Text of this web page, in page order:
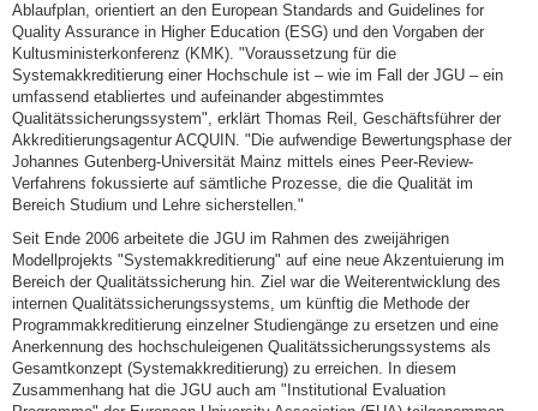
Ablaufplan, orientiert an den European Standards and Guidelines for
Quality Assurance in Higher Education (ESG) und den Vorgaben der
Kultusministerkonferenz (KMK). "Voraussetzung für die
Systemakkreditierung einer Hochschule ist – wie im Fall der JGU – ein
umfassend etabliertes und aufeinander abgestimmtes
Qualitätssicherungssystem", erklärt Thomas Reil, Geschäftsführer der
Akkreditierungsagentur ACQUIN. "Die aufwendige Bewertungsphase der
Johannes Gutenberg-Universität Mainz mittels eines Peer-Review-
Verfahrens fokussierte auf sämtliche Prozesse, die die Qualität im
Bereich Studium und Lehre sicherstellen."
Seit Ende 2006 arbeitete die JGU im Rahmen des zweijährigen
Modellprojekts "Systemakkreditierung" auf eine neue Akzentuierung im
Bereich der Qualitätssicherung hin. Ziel war die Weiterentwicklung des
internen Qualitätssicherungssystems, um künftig die Methode der
Programmakkreditierung einzelner Studiengänge zu ersetzen und eine
Anerkennung des hochschuleigenen Qualitätssicherungssystems als
Gesamtkonzept (Systemakkreditierung) zu erreichen. In diesem
Zusammenhang hat die JGU auch am "Institutional Evaluation